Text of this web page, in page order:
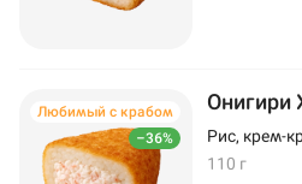
–36%
Любимый с крабом Онигири
Рис, крем-
110 г